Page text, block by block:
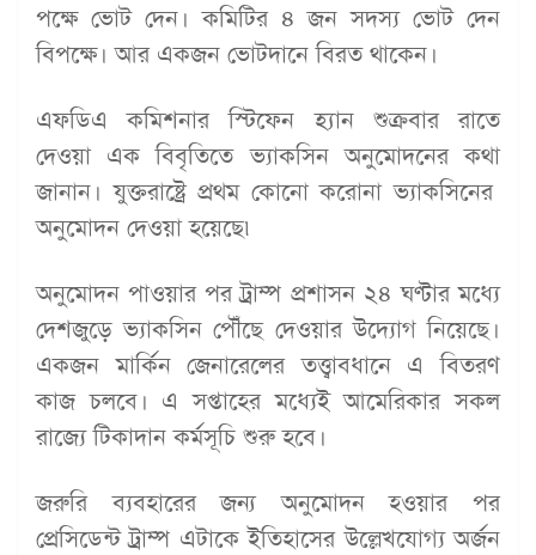
পক্ষে ভোট দেন। কমিটির ৪ জন সদস্য ভোট দেন
বিপক্ষে। আর একজন ভোটদানে বিরত থাকেন।
এফডিএ কমিশনার স্টিফেন হ্যান শুক্রবার রাতে
দেওয়া এক বিবৃতিতে ভ্যাকসিন অনুমোদনের কথা
জানান। যুক্তরাষ্ট্রে প্রথম কোনো করোনা ভ্যাকসিনের
অনুমোদন দেওয়া হয়েছে৷
অনুমোদন পাওয়ার পর ট্রাম্প প্রশাসন ২৪ ঘণ্টার মধ্যে
দেশজুড়ে ভ্যাকসিন পৌঁছে দেওয়ার উদ্যোগ নিয়েছে।
একজন মার্কিন জেনারেলের তত্ত্বাবধানে এ বিতরণ
কাজ চলবে। এ সপ্তাহের মধ্যেই আমেরিকার সকল
রাজ্যে টিকাদান কর্মসূচি শুরু হবে।
জরুরি ব্যবহারের জন্য অনুমোদন হওয়ার পর
প্রেসিডেন্ট ট্রাম্প এটাকে ইতিহাসের উল্লেখযোগ্য অর্জন